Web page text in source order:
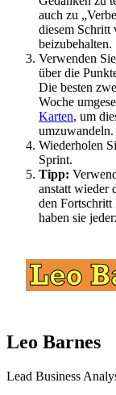
auch zu
diesem Schritt
beizubehalten.
Verwenden
über die
Die besten
Woche
Karten, um
umzuwandeln.
Wiederholen
Sprint.
Tipp:
anstatt wieder
den
haben sie
Leo Barnes
Lead Business